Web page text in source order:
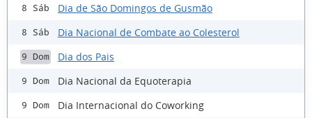
8 Sáb Dia de São Domingos de Gusmão
8 Sáb Dia Nacional de Combate ao Colesterol
9 Dom Dia dos Pais
9 Dom Dia Nacional da Equoterapia
9 Dom Dia Internacional do Coworking